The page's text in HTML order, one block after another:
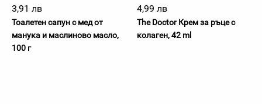
3,91 лв
Тоалетен сапун с мед от
манука и маслиново масло,
100 г
4,99 лв
The Doctor Крем за ръце с
колаген, 42 ml